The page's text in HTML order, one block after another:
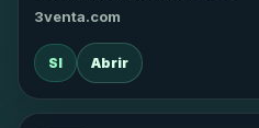
3venta.com
SI Abrir